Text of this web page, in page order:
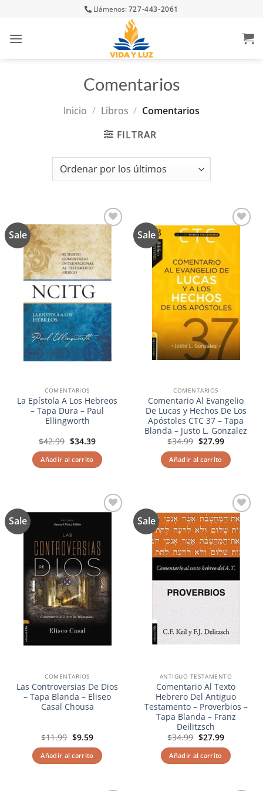
content
Llámenos:727-443-2061
Comentarios
Inicio / Libros / Comentarios
FILTRAR
Sale
a la
lista de
deseos
COMENTARIOS
La Epístola A Los Hebreos
– Tapa Dura – Paul
Ellingworth
$42.99 El
original
era:
$42.99.
$34.39El
actual
es:
$34.39.
Añadir al carrito
Sale
COMENTARIOS
Comentario Al Evangelio
De Lucas y Hechos De Los
Apóstoles CTC 37 – Tapa
Blanda – Justo L. Gonzalez
$34.99 El
original
era:
$34.99.
$27.99El
actual
es:
$27.99.
Añadir al carrito
Sale
deseos
COMENTARIOS
Las Controversias De Dios
– Tapa Blanda – Eliseo
Casal Chousa
$11.99 El
original
era:
$11.99.
$9.59El
actual
es:
$9.59.
Añadir al carrito
Sale
Añadir
a la
lista de
deseos
ANTIGUO TESTAMENTO
Comentario Al Texto
Hebrero Del Antiguo
Testamento – Proverbios –
Tapa Blanda – Franz
Deilitzsch
$34.99 El
original
era:
$34.99.
$27.99El
actual
es:
$27.99.
Añadir al carrito